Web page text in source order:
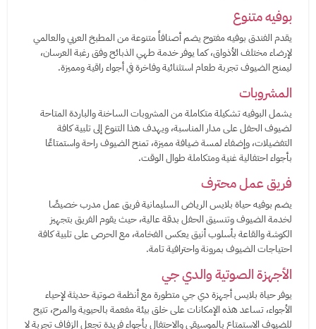
بوفيه متنوع
يقدم الفندق بوفيه مفتوح يضم أصنافاً متنوعة من المطبخ العربي والعالمي
لإرضاء مختلف الأذواق، كما يوفر خدمة طهي الذبائح وفق رغبة العرسان،
ليمنح الضيوف تجربة طعام استثنائية وفاخرة في أجواء راقية ومميزة.
المشروبات
يشمل البوفيه تشكيلة متكاملة من المشروبات الساخنة والباردة المتاحة
لضيوف الحفل على مدار المناسبة، ويهدف هذا التنوع إلى تلبية كافة
التفضيلات، وإضفاء لمسة ضيافة مميزة، تمنح الضيوف راحة واستمتاعًا
بأجواء احتفالية غنية ومتكاملة طوال الوقت.
فريق عمل محترف
يضم بوفيه حياة بلايس الرياض السليمانية فريق عمل مدرب خصيصًا
لخدمة الضيوف وتنسيق الحفل بدقة عالية، حيث يقوم الفريق بتجهيز
الكوشة والقاعة بأسلوب أنيق يعكس الفخامة، مع الحرص على تلبية كافة
احتياجات الضيوف بمرونة واحترافية تامة.
الأجهزة الصوتية والدي جي
يوفر حياة بلايس أجهزة دي جي متطورة مع أنظمة صوتية حديثة لإحياء
الأجواء، تساعد هذه الإمكانات على خلق بيئة مفعمة بالحيوية والمرح، تتيح
للضيوف الاستمتاع بالموسيقى والاحتفال بأجواء فريدة تجعل الزفاف تجربة لا